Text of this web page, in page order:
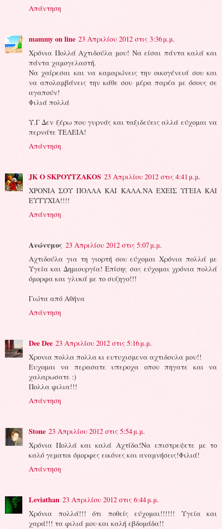
Απάντηση
mammy on line 23 Απριλίου 2012 στις 3:36 μ.μ.
Χρόνια Πολλά Αχτιδούλα μου! Να είσαι πάντα καλά και
πάντα χαμογελαστή.
Να χαίρεσαι και να καμαρώνεις την οικογένειά σου και
να απολαμβάνεις την κάθε σου μέρα παρέα με όσους σε
αγαπούν!
Φιλιά πολλά
Υ.Γ Δεν ξέρω που γυρνάς και ταξιδεύεις αλλά εύχομαι να
περνάτε ΤΕΛΕΙΑ!
Απάντηση
JK O SΚΡΟΥΤΖΑΚΟS 23 Απριλίου 2012 στις 4:41 μ.μ.
ΧΡΟΝΙΑ ΣΟΥ ΠΟΛΛΑ ΚΑΙ ΚΑΛΑ.ΝΑ ΕΧΕΙΣ ΥΓΕΙΑ ΚΑΙ
ΕΥΤΥΧΙΑ!!!!
Απάντηση
Ανώνυμος 23 Απριλίου 2012 στις 5:07 μ.μ.
Αχτιδούλα για τη γιορτή σου εύχομαι Χρόνια πολλά με
Υγεία και Δημιουργία! Επίσης σας εύχομαι χρόνια πολλά
όμορφα και γλυκά με το συζηγο!!!
Γιώτα από Αθήνα
Απάντηση
Dee Dee 23 Απριλίου 2012 στις 5:16 μ.μ.
Χρονια πολλα πολλα κι ευτυχισμενα αχτιδουλα μου!!
Ευχομαι να περασατε υπεροχα οπου πηγατε και να
χαλαρωσατε :)
Πολλα φιλια!!!
Απάντηση
Stone 23 Απριλίου 2012 στις 5:54 μ.μ.
Χρόνια Πολλά και καλά Αχτίδα!Να επιστρεψετε με το
καλό γεματοι όμορφες εικόνες και αναμνήσεις!Φιλιά!
Απάντηση
Leviathan 23 Απριλίου 2012 στις 6:44 μ.μ.
Χρόνια πολλά!!! ότι ποθείς εύχομαι!!!!!! Υγεία και
χαρά!!! τα φιλιά μου και καλή εβδομάδα!!